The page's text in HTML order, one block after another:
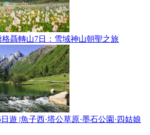
格聶轉山7日：雪域神山朝聖之旅
日遊 |魚子西·塔公草原·墨石公園·四姑娘